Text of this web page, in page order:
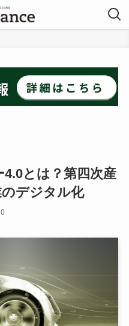
とは？第四次産
デジタル化